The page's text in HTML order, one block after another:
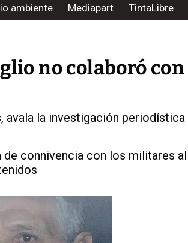
ambiente Mediapart TintaLibre
no colaboró
avala la investigación periodística
connivencia con los militares al